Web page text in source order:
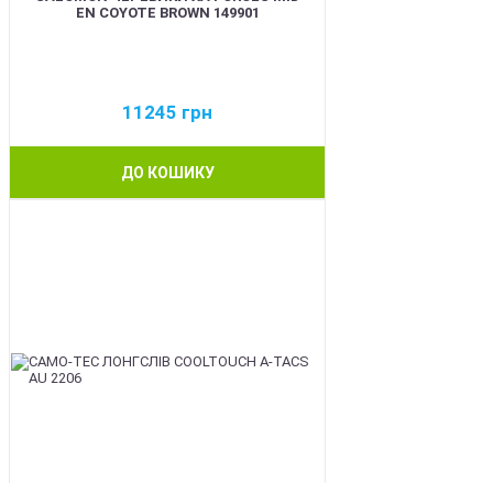
EN COYOTE BROWN 149901
11245 грн
ДО КОШИКУ